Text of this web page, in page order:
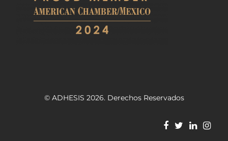
© ADHESIS 2026. Derechos Reservados